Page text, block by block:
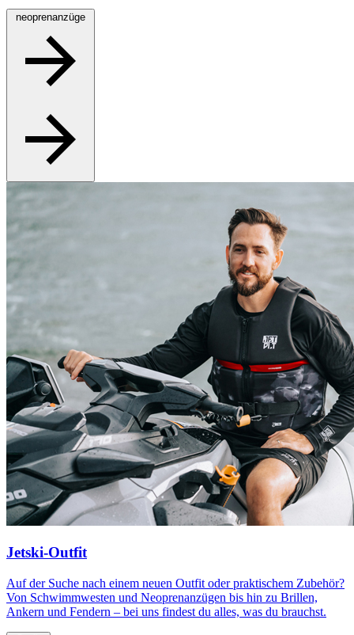
neoprenanzüge
Jetski-Outfit
Auf der Suche nach einem neuen Outfit oder praktischem Zubehör?
Von Schwimmwesten und Neoprenanzügen bis hin zu Brillen,
Ankern und Fendern – bei uns findest du alles, was du brauchst.